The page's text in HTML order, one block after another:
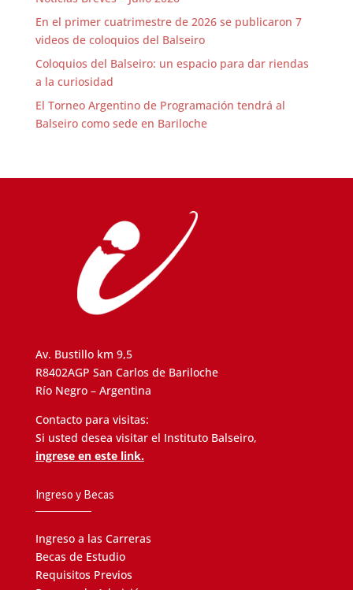
En el primer cuatrimestre de 2026 se publicaron 7
videos de coloquios del Balseiro
Coloquios del Balseiro: un espacio para dar riendas
a la curiosidad
El Torneo Argentino de Programación tendrá al
Balseiro como sede en Bariloche
Av. Bustillo km 9,5
R8402AGP San Carlos de Bariloche
Río Negro – Argentina
Contacto para visitas:
Si usted desea visitar el Instituto Balseiro,
ingrese en este link.
Ingreso y Becas
Ingreso a las Carreras
Becas de Estudio
Requisitos Previos